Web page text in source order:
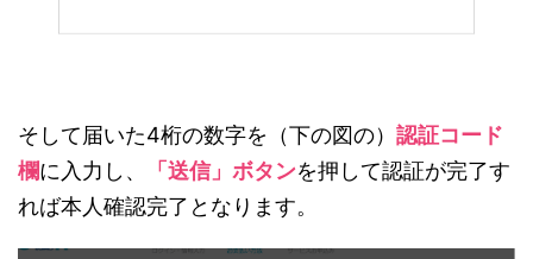
そして届いた4桁の数字を（下の図の） 認証コード
欄に入力し、 「送信」ボタンを押して認証が完了す
れば本人確認完了となります。